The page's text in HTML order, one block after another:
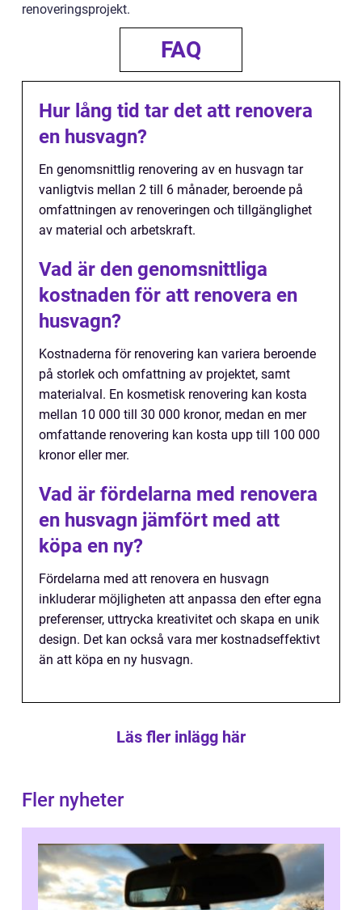
renoveringsprojekt.
FAQ
Hur lång tid tar det att renovera
en husvagn?
En genomsnittlig renovering av en husvagn tar
vanligtvis mellan 2 till 6 månader, beroende på
omfattningen av renoveringen och tillgänglighet
av material och arbetskraft.
Vad är den genomsnittliga
kostnaden för att renovera en
husvagn?
Kostnaderna för renovering kan variera beroende
på storlek och omfattning av projektet, samt
materialval. En kosmetisk renovering kan kosta
mellan 10 000 till 30 000 kronor, medan en mer
omfattande renovering kan kosta upp till 100 000
kronor eller mer.
Vad är fördelarna med renovera
en husvagn jämfört med att
köpa en ny?
Fördelarna med att renovera en husvagn
inkluderar möjligheten att anpassa den efter egna
preferenser, uttrycka kreativitet och skapa en unik
design. Det kan också vara mer kostnadseffektivt
än att köpa en ny husvagn.
Läs fler inlägg här
Fler nyheter